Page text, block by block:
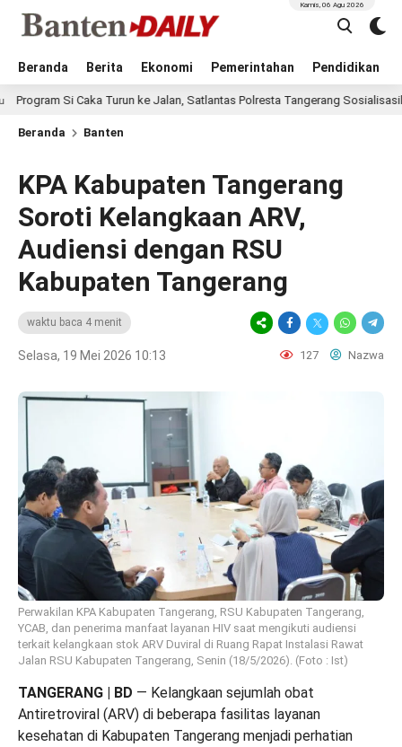
Beranda Berita Ekonomi Pemerintahan Pendidikan
Kamis, 06 Agu 2026
Turun ke Jalan, Satlantas Polresta Tangerang Sosialisasikan
Beranda Banten
KPA Kabupaten Tangerang
Soroti Kelangkaan ARV,
Audiensi dengan RSU
Kabupaten Tangerang
waktu baca 4 menit
Selasa, 19 Mei 2026 10:13 127 Nazwa
Perwakilan KPA Kabupaten Tangerang, RSU Kabupaten Tangerang,
YCAB, dan penerima manfaat layanan HIV saat mengikuti audiensi
terkait kelangkaan stok ARV Duviral di Ruang Rapat Instalasi Rawat
Jalan RSU Kabupaten Tangerang, Senin (18/5/2026). (Foto : Ist)
TANGERANG | BD — Kelangkaan sejumlah obat
Antiretroviral (ARV) di beberapa fasilitas layanan
kesehatan di Kabupaten Tangerang menjadi perhatian